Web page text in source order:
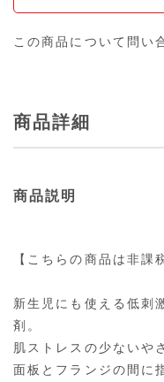
この商品について問い
商品詳細
商品説明
【こちらの商品は非課
新生児にも使える低刺
剤。
肌ストレスの少ないや
面板とフランジの間に